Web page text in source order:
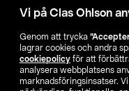
Vi på Clas Ohlson
Genom att trycka
lagrar cookies och andra
cookiepolicy för att
analysera webbplatsens
marknadsföringsinsatser.
Aktuellt
Våra bolag